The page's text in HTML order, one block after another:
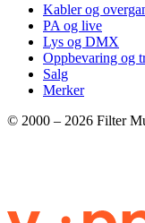
Kabler og
PA og live
Lys og DMX
Oppbevaring og
Salg
Merker
© 2000 – 2026 Filter